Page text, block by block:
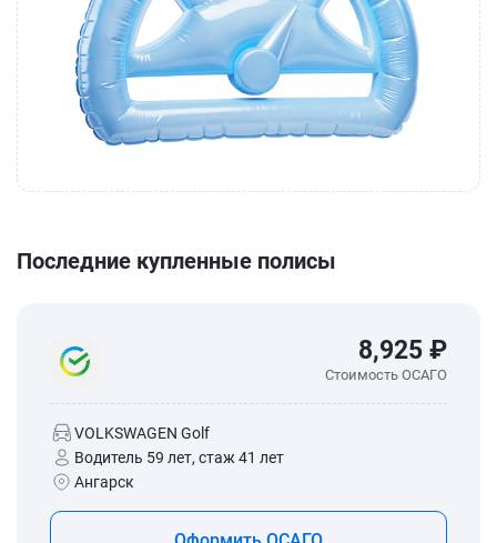
Последние купленные полисы
8,925 ₽
Стоимость ОСАГО
VOLKSWAGEN Golf
Водитель 59 лет, стаж 41 лет
Ангарск